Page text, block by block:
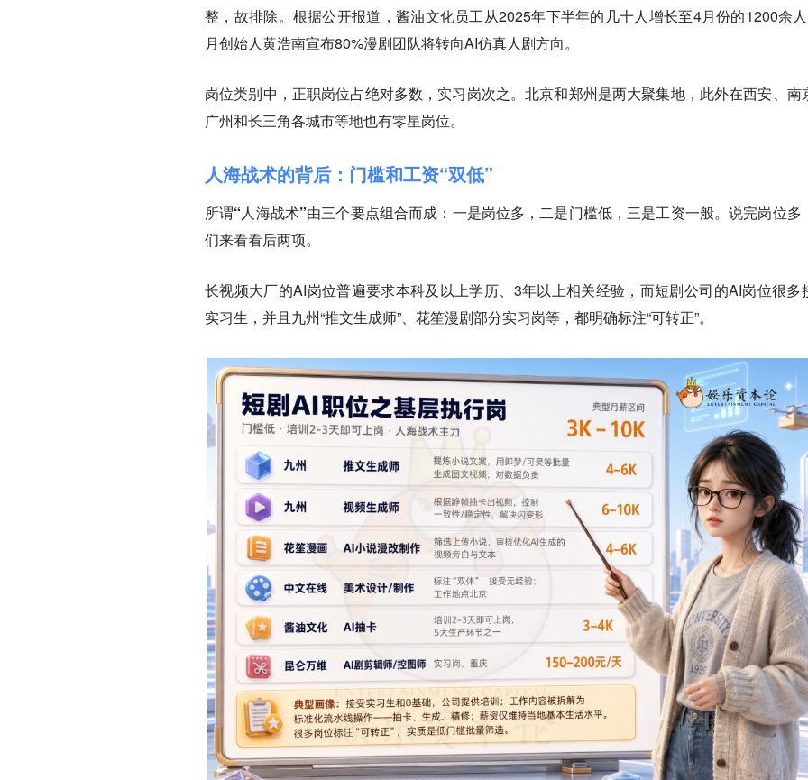
整，故排除。根据公开报道，酱油文化员工从2025年下半年的几十人增长至4月份的1200余
月创始人黄浩南宣布80%漫剧团队将转向AI仿真人剧方向。
岗位类别中，正职岗位占绝对多数，实习岗次之。北京和郑州是两大聚集地，此外在西安、南
广州和长三角各城市等地也有零星岗位。
人海战术的背后：门槛和工资“双低”
所谓“人海战术”由三个要点组合而成：一是岗位多，二是门槛低，三是工资一般。说完岗位多
们来看看后两项。
长视频大厂的AI岗位普遍要求本科及以上学历、3年以上相关经验，而短剧公司的AI岗位很多
实习生，并且九州“推文生成师”、花笙漫剧部分实习岗等，都明确标注“可转正”。